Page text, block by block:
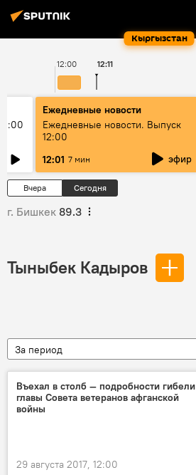
Кыргызстан
12:00 12:11
Ежедневные новости
Ежедневные новости. Выпуск
12:00
12:01 7 мин эфир
Вчера Сегодня
г. Бишкек 89.3
Тыныбек Кадыров
За период
Въехал в столб — подробности гибели
главы Совета ветеранов афганской
войны
29 августа 2017, 12:00